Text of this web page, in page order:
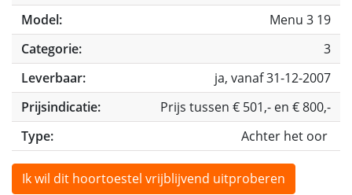
Model:
Menu 3 19
Categorie:
3
Leverbaar:
ja, vanaf 31-12-2007
Prijsindicatie:
Prijs tussen € 501,- en € 800,-
Type:
Achter het oor
Ik wil dit hoortoestel vrijblijvend uitproberen